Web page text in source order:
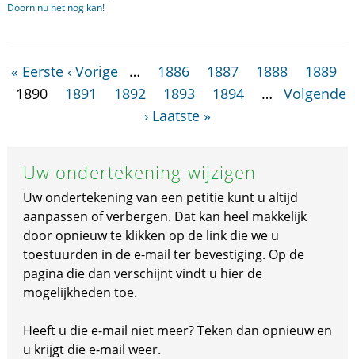
Doorn nu het nog kan!
« Eerste ‹ Vorige … 1886 1887 1888
1889
1890
1891 1892 1893 1894 …
Volgende
› Laatste »
Uw ondertekening wijzigen
Uw ondertekening van een petitie kunt u altijd
aanpassen of verbergen. Dat kan heel makkelijk
door opnieuw te klikken op de link die we u
toestuurden in de e-mail ter bevestiging. Op de
pagina die dan verschijnt vindt u hier de
mogelijkheden toe.
Heeft u die e-mail niet meer? Teken dan opnieuw en
u krijgt die e-mail weer.